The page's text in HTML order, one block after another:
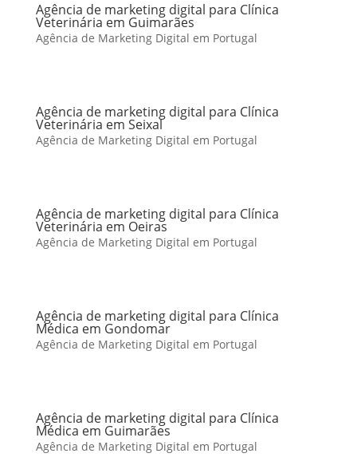
Agência de marketing digital para Clínica
Veterinária em Guimarães
Agência de Marketing Digital em Portugal
Agência de marketing digital para Clínica
Veterinária em Seixal
Agência de Marketing Digital em Portugal
Agência de marketing digital para Clínica
Veterinária em Oeiras
Agência de Marketing Digital em Portugal
Agência de marketing digital para Clínica
Médica em Gondomar
Agência de Marketing Digital em Portugal
Agência de marketing digital para Clínica
Médica em Guimarães
Agência de Marketing Digital em Portugal